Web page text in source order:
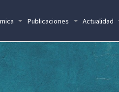
Publicaciones Actualidad